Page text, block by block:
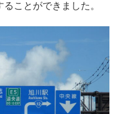
ことができました。